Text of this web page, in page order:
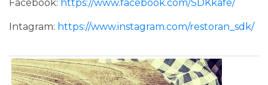
Facebook: https://www.facebook.com/SDKkafe/
Intagram: https://www.instagram.com/restoran_sdk/